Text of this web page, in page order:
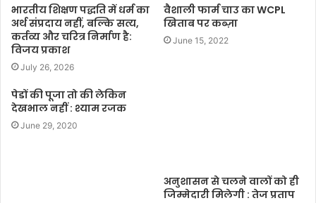
भारतीय शिक्षण पद्धति में धर्म का
अर्थ संप्रदाय नहीं, बल्कि सत्य,
कर्तव्य और चरित्र निर्माण है:
विजय प्रकाश
July 26, 2026
वैशाली फार्म चाउ का WCPL
खिताब पर कब्ज़ा
June 15, 2022
पेडों की पूजा तो की लेकिन
देखभाल नहीं : श्याम रजक
June 29, 2020
अनुशासन से चलने वालों को ही
जिम्मेदारी मिलेगी : तेज प्रताप